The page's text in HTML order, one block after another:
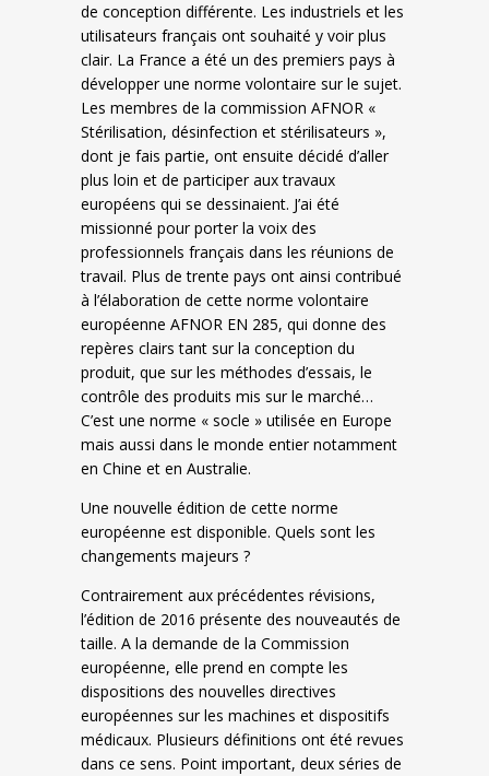
de conception différente. Les industriels et les
utilisateurs français ont souhaité y voir plus
clair. La France a été un des premiers pays à
développer une norme volontaire sur le sujet.
Les membres de la commission AFNOR «
Stérilisation, désinfection et stérilisateurs »,
dont je fais partie, ont ensuite décidé d’aller
plus loin et de participer aux travaux
européens qui se dessinaient. J’ai été
missionné pour porter la voix des
professionnels français dans les réunions de
travail. Plus de trente pays ont ainsi contribué
à l’élaboration de cette norme volontaire
européenne AFNOR EN 285, qui donne des
repères clairs tant sur la conception du
produit, que sur les méthodes d’essais, le
contrôle des produits mis sur le marché…
C’est une norme « socle » utilisée en Europe
mais aussi dans le monde entier notamment
en Chine et en Australie.
Une nouvelle édition de cette norme
européenne est disponible. Quels sont les
changements majeurs ?
Contrairement aux précédentes révisions,
l’édition de 2016 présente des nouveautés de
taille. A la demande de la Commission
européenne, elle prend en compte les
dispositions des nouvelles directives
européennes sur les machines et dispositifs
médicaux. Plusieurs définitions ont été revues
dans ce sens. Point important, deux séries de